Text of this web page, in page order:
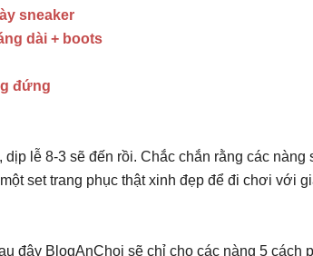
sneaker
dài + boots
đứng
lễ 8-3 sẽ đến rồi. Chắc chắn rằng các nàng
set trang phục thật xinh đẹp để đi chơi với
đây BlogAnChoi sẽ chỉ cho các nàng 5 cách